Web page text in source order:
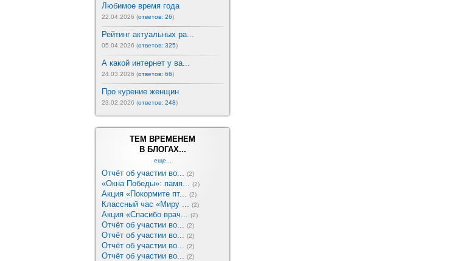
Любимое время года
22.04.2026 (ответов: 26)
Рейтинг актуальных ра...
05.04.2026 (ответов: 325)
А какой интернет у ва...
24.03.2026 (ответов: 66)
Про курение женщин
23.02.2026 (ответов: 248)
ТЕМ ВРЕМЕНЕМ
В БЛОГАХ...
еще...
Отчёт об участии во... (2)
«Окна Победы»: памя... (2)
Акция «Покормите пт... (2)
Классный час «Миру ... (2)
Акция «Спасибо врач... (2)
Отчёт об участии во... (2)
Отчёт об участии во... (2)
Отчёт об участии во... (2)
Отчёт об участии во... (2)